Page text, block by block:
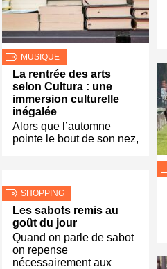
MUSIQUE
La rentrée des arts
selon Cultura : une
immersion culturelle
inégalée
Alors que l’automne
pointe le bout de son nez,
SHOPPING
Les sabots remis au
goût du jour
Quand on parle de sabot
on repense
nécessairement aux